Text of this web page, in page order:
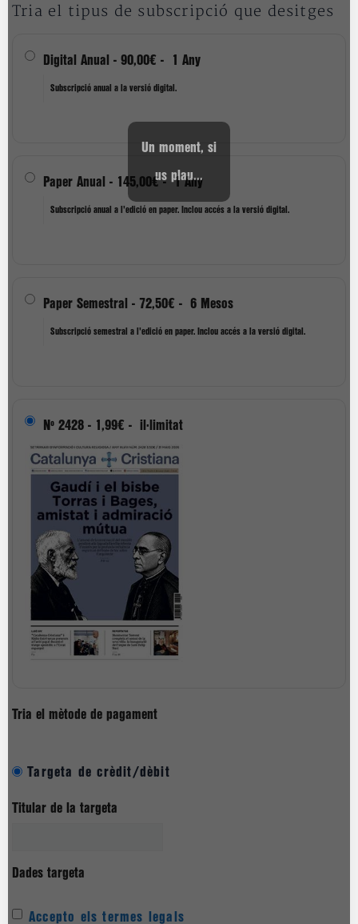
Tria el tipus de subscripció que desitges
Digital Anual - 90,00€ - 1 Any
Subscripció anual a la versió digital.
Paper Anual - 145,00€- 1 Any
Subscripció anual a l'edició en paper. Inclou accés a la versió digital.
Paper Semestral - 72,50€ - 6 Mesos
Subscripció semestral a l'edició en paper. Inclou accés a la versió digital.
Nº 2428 - 1,99€ - il·limitat
Tria el mètode de pagament
Targeta de crèdit/dèbit
Titular de la targeta
Dades targeta
Accepto els termes legals
Un moment, si
us plau...